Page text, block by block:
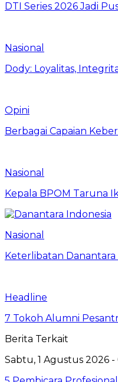
DTI Series 2026 Jadi
Nasional
Dody: Loyalitas,
Opini
Berbagai Capaian
Nasional
Kepala BPOM Taruna
Nasional
Keterlibatan Danantara
Headline
7 Tokoh Alumni
Berita Terkait
Sabtu, 1 Agustus 2026 -